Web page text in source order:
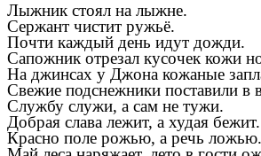
Лыжник стоял на лыжне.
Сержант чистит ружьё.
Почти каждый день идут дожди.
Сапожник отрезал кусочек кожи
На джинсах у Джона кожаные
Свежие подснежники поставили в
Службу служи, а сам не тужи.
Добрая слава лежит, а худая бежит.
Красно поле рожью, а речь ложью.